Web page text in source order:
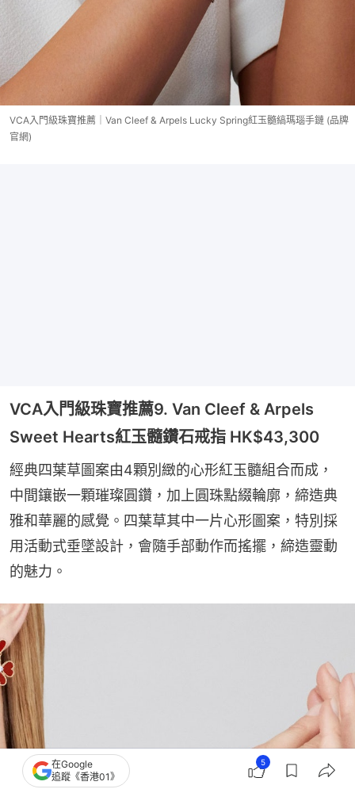
VCA入門級珠寶推薦｜Van Cleef & Arpels Lucky Spring紅玉髓縞瑪瑙手鏈 (品牌
官網)
VCA入門級珠寶推薦9. Van Cleef & Arpels
Sweet Hearts紅玉髓鑽石戒指 HK$43,300
經典四葉草圖案由4顆別緻的心形紅玉髓組合而成，
中間鑲嵌一顆璀璨圓鑽，加上圓珠點綴輪廓，締造典
雅和華麗的感覺。四葉草其中一片心形圖案，特別採
用活動式垂墜設計，會隨手部動作而搖擺，締造靈動
的魅力。
在Google
追蹤《香港01》
5